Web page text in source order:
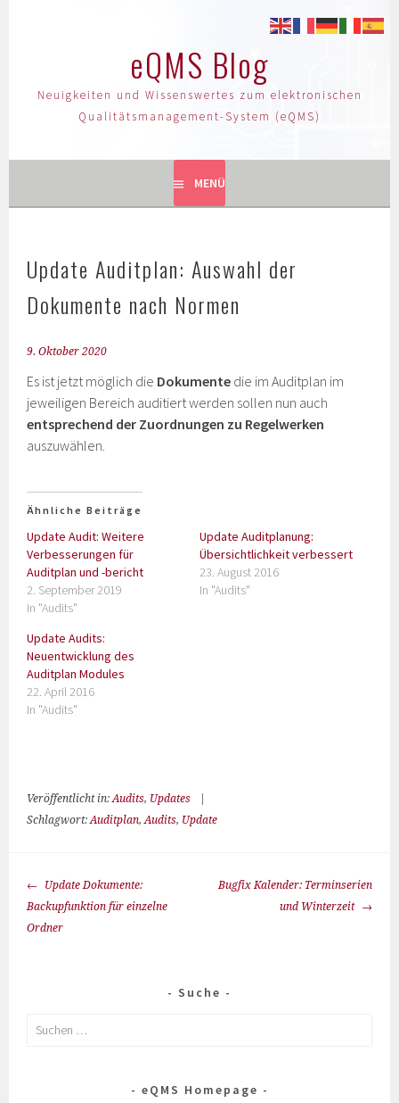
eQMS Blog
Neuigkeiten und Wissenswertes zum elektronischen
Qualitätsmanagement-System (eQMS)
MENÜ
Update Auditplan: Auswahl der
Dokumente nach Normen
9. Oktober 2020
Es ist jetzt möglich die Dokumente die im Auditplan im
jeweiligen Bereich auditiert werden sollen nun auch
entsprechend der Zuordnungen zu Regelwerken
auszuwählen.
Ähnliche Beiträge
Update Audit: Weitere
Verbesserungen für
Auditplan und -bericht
2. September 2019
In "Audits"
Update Auditplanung:
Übersichtlichkeit verbessert
23. August 2016
In "Audits"
Update Audits:
Neuentwicklung des
Auditplan Modules
22. April 2016
In "Audits"
Veröffentlicht in:Audits, Updates
Schlagwort:Auditplan,Audits, Update
Update Dokumente:
Backupfunktion für einzelne
Ordner
Bugfix Kalender: Terminserien
und Winterzeit
Suche
eQMS Homepage